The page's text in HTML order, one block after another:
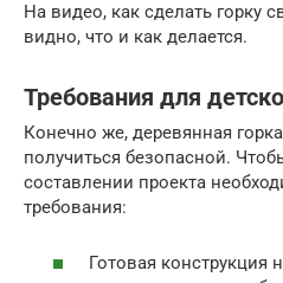
На видео, как сделать горку
видно, что и как делается.
Требования для
Конечно же, деревянная
получиться безопасной.
составлении проекта
требования:
Готовая конструкция